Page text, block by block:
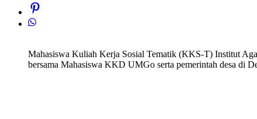
Mahasiswa Kuliah Kerja Sosial Tematik (KKS-T) Institut
bersama Mahasiswa KKD UMGo serta pemerintah desa di